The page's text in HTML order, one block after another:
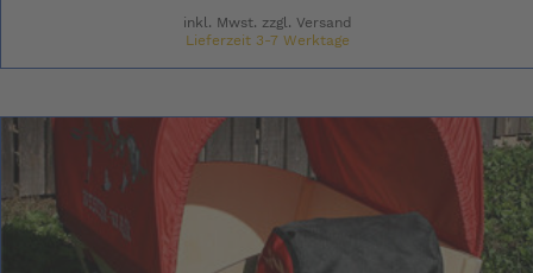
inkl. Mwst. zzgl. Versand
Lieferzeit 3-7 Werktage